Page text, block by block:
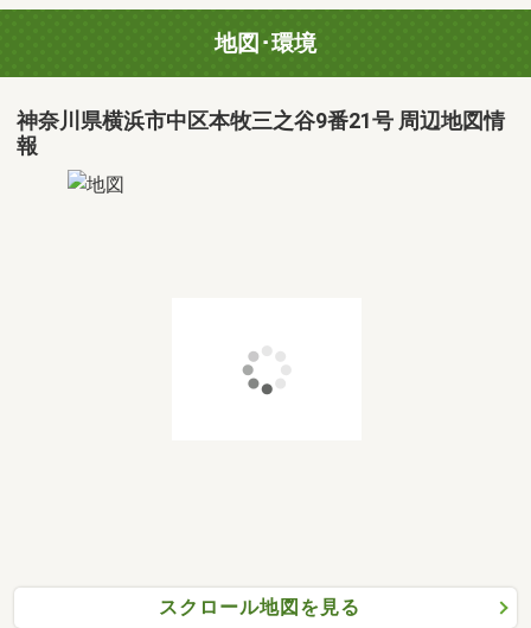
地図･環境
神奈川県横浜市中区本牧三之谷9番21号 周辺地図情
報
スクロール地図を見る